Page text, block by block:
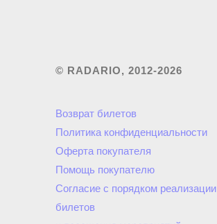
© RADARIO, 2012-2026
Возврат билетов
Политика конфиденциальности
Оферта покупателя
Помощь покупателю
Согласие с порядком реализации
билетов